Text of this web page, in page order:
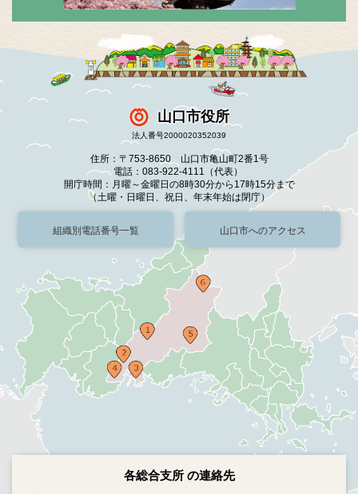
山口市役所
法人番号2000020352039
住所：〒753-8650 山口市亀山町2番1号
電話：083-922-4111（代表）
開庁時間：月曜～金曜日の8時30分から17時15分まで
（土曜・日曜日、祝日、年末年始は閉庁）
組織別電話番号一覧 山口市へのアクセス
各総合支所 の連絡先